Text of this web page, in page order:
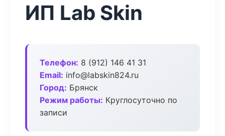
ИП Lab Skin
Телефон: 8 (912) 146 41 31
Email: info@labskin824.ru
Город: Брянск
Режим работы: Круглосуточно по
записи